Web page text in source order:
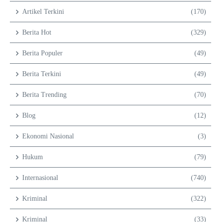
Artikel Terkini (170)
Berita Hot (329)
Berita Populer (49)
Berita Terkini (49)
Berita Trending (70)
Blog (12)
Ekonomi Nasional (3)
Hukum (79)
Internasional (740)
Kriminal (322)
Kriminal (33)